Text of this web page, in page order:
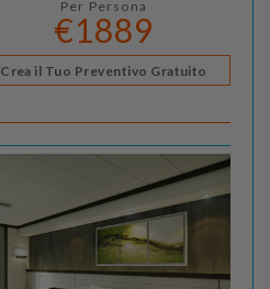
Per Persona
€1889
Crea il Tuo Preventivo Gratuito